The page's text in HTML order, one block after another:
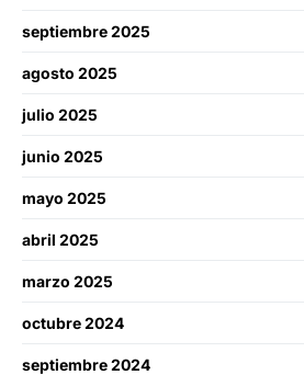
septiembre 2025
agosto 2025
julio 2025
junio 2025
mayo 2025
abril 2025
marzo 2025
octubre 2024
septiembre 2024